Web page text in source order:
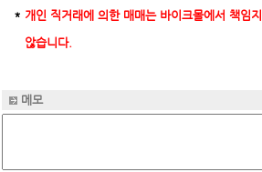
* 개인 직거래에 의한 매매는 바이크몰에서 책임
않습니다.
메모